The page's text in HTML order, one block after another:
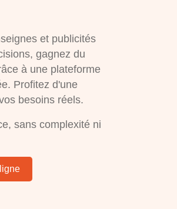
et publicités
gagnez du
à une plateforme
Profitez d'une
besoins réels.
sans complexité ni